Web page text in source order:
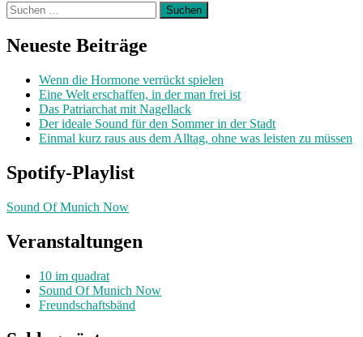
Suchen
nach:
Neueste Beiträge
Wenn die Hormone verrückt spielen
Eine Welt erschaffen, in der man frei ist
Das Patriarchat mit Nagellack
Der ideale Sound für den Sommer in der Stadt
Einmal kurz raus aus dem Alltag, ohne was leisten zu müssen
Spotify-Playlist
Sound Of Munich Now
Veranstaltungen
10 im quadrat
Sound Of Munich Now
Freundschaftsbänd